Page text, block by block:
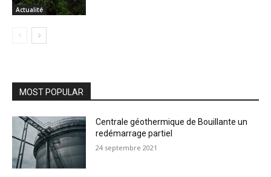
Actualité
MOST POPULAR
Centrale géothermique de Bouillante un
redémarrage partiel
24 septembre 2021